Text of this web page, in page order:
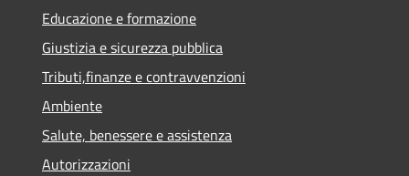
Educazione e formazione
Giustizia e sicurezza pubblica
Tributi,finanze e contravvenzioni
Ambiente
Salute, benessere e assistenza
Autorizzazioni